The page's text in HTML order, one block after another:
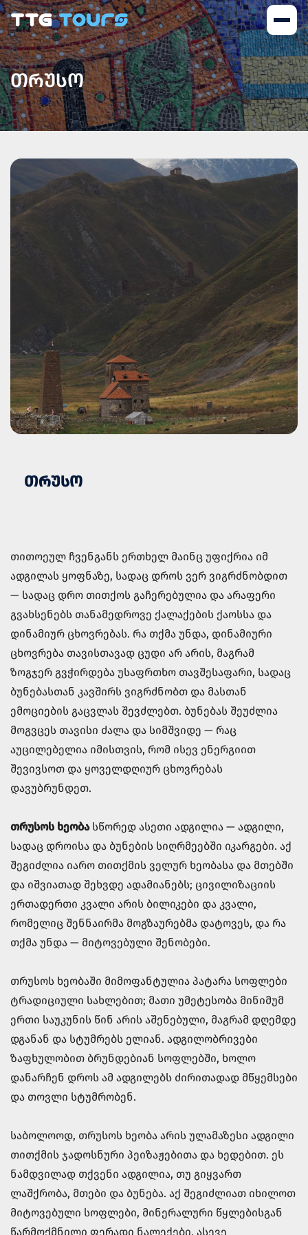
ᲗᲠᲣᲡᲝ
ᲗᲠᲣᲡᲝ
თითოეულ ჩვენგანს ერთხელ მაინც უფიქრია იმ
ადგილას ყოფნაზე, სადაც დროს ვერ ვიგრძნობდით
— სადაც დრო თითქოს გაჩერებულია და არაფერი
გვახსენებს თანამედროვე ქალაქების ქაოსსა და
დინამიურ ცხოვრებას. რა თქმა უნდა, დინამიური
ცხოვრება თავისთავად ცუდი არ არის, მაგრამ
ზოგჯერ გვჭირდება უსაფრთხო თავშესაფარი, სადაც
ბუნებასთან კავშირს ვიგრძნობთ და მასთან
ემოციების გაცვლას შევძლებთ. ბუნებას შეუძლია
მოგვცეს თავისი ძალა და სიმშვიდე — რაც
აუცილებელია იმისთვის, რომ ისევ ენერგიით
შევივსოთ და ყოველდღიურ ცხოვრებას
დავუბრუნდეთ.
თრუსოს ხეობასწორედ ასეთი ადგილია — ადგილი,
სადაც დროისა და ბუნების სიღრმეებში იკარგები. აქ
შეგიძლია იარო თითქმის ველურ ხეობასა და მთებში
და იშვიათად შეხვდე ადამიანებს; ცივილიზაციის
ერთადერთი კვალი არის ბილიკები და კვალი,
რომელიც შენნაირმა მოგზაურებმა დატოვეს, და რა
თქმა უნდა — მიტოვებული შენობები.
თრუსოს ხეობაში მიმოფანტულია პატარა სოფლები
ტრადიციული სახლებით; მათი უმეტესობა მინიმუმ
ერთი საუკუნის წინ არის აშენებული, მაგრამ დღემდე
დგანან და სტუმრებს ელიან. ადგილობრივები
ზაფხულობით ბრუნდებიან სოფლებში, ხოლო
დანარჩენ დროს ამ ადგილებს ძირითადად მწყემსები
და თოვლი სტუმრობენ.
საბოლოოდ, თრუსოს ხეობა არის ულამაზესი ადგილი
თითქმის ჯადოსნური პეიზაჟებითა და ხედებით. ეს
ნამდვილად თქვენი ადგილია, თუ გიყვართ
ლაშქრობა, მთები და ბუნება. აქ შეგიძლიათ იხილოთ
მიტოვებული სოფლები, მინერალური წყლებისგან
წარმოქმნილი ფერადი ნალექები, ასევე